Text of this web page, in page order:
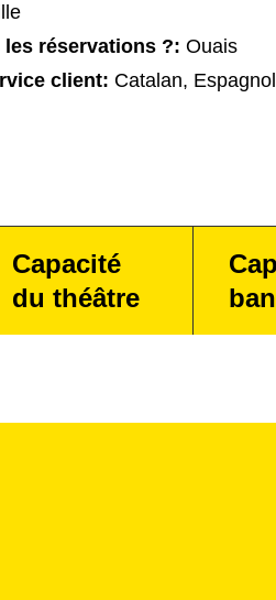
réservations ?: Ouais
client: Catalan, Espagnol
Capacité
du théâtre